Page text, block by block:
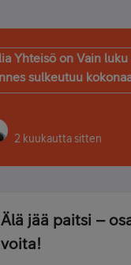
Yhteisö on Vain luku
sulkeutuu
2 kuukautta sitten
Älä jää paitsi –
voita!